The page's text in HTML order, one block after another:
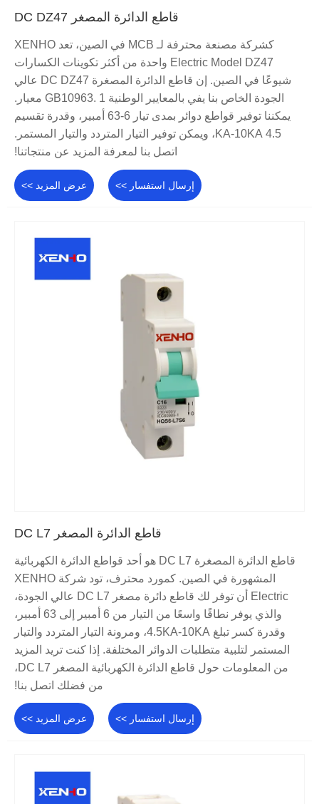
قاطع الدائرة المصغر DC DZ47
كشركة مصنعة محترفة لـ MCB في الصين، تعد XENHO
Electric Model DZ47 واحدة من أكثر تكوينات الكسارات
شيوعًا في الصين. إن قاطع الدائرة المصغرة DC DZ47 عالي
الجودة الخاص بنا يفي بالمعايير الوطنية GB10963. 1 معيار.
يمكننا توفير قواطع دوائر بمدى تيار 6-63 أمبير، وقدرة تقسيم
4.5 KA-10KA، ويمكن توفير التيار المتردد والتيار المستمر.
اتصل بنا لمعرفة المزيد عن منتجاتنا!
عرض المزيد >> إرسال استفسار >>
قاطع الدائرة المصغر DC L7
قاطع الدائرة المصغرة DC L7 هو أحد قواطع الدائرة الكهربائية
المشهورة في الصين. كمورد محترف، تود شركة XENHO
Electric أن توفر لك قاطع دائرة مصغر DC L7 عالي الجودة،
والذي يوفر نطاقًا واسعًا من التيار من 6 أمبير إلى 63 أمبير،
وقدرة كسر تبلغ 4.5KA-10KA، ومرونة التيار المتردد والتيار
المستمر لتلبية متطلبات الدوائر المختلفة. إذا كنت تريد المزيد
من المعلومات حول قاطع الدائرة الكهربائية المصغر DC L7،
من فضلك اتصل بنا!
عرض المزيد >> إرسال استفسار >>